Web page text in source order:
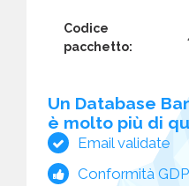
Codice
pacchetto:
Un Database
è molto più di
Email validate
Conformità